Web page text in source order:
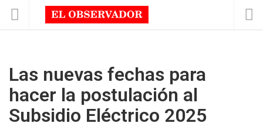
Las nuevas fechas para
hacer la postulación al
Subsidio Eléctrico 2025